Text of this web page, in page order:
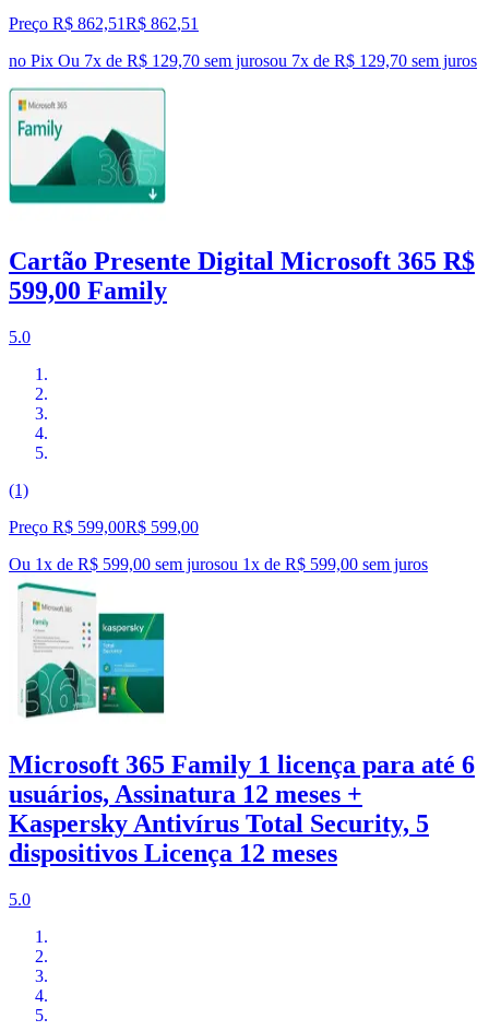
Preço R$ 862,51R$ 862,51
no Pix Ou 7x de R$ 129,70 sem jurosou 7x de R$ 129,70 sem juros
Cartão Presente Digital Microsoft 365 R$
599,00 Family
5.0
(1)
Preço R$ 599,00R$ 599,00
Ou 1x de R$ 599,00 sem jurosou 1x de R$ 599,00 sem juros
Microsoft 365 Family 1 licença para até 6
usuários, Assinatura 12 meses +
Kaspersky Antivírus Total Security, 5
dispositivos Licença 12 meses
5.0